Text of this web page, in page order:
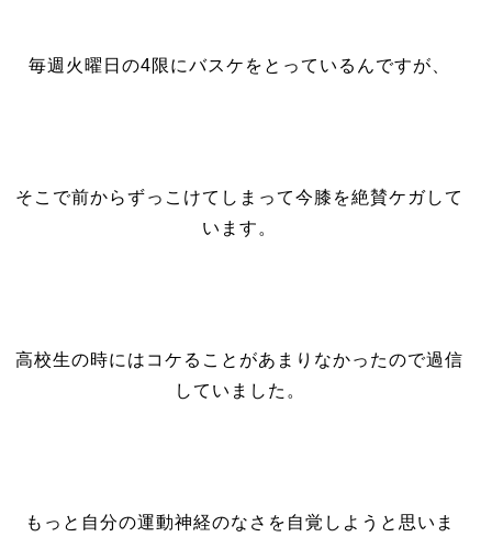
毎週火曜日の4限にバスケをとっているんですが、
そこで前からずっこけてしまって今膝を絶賛ケガして
います。
高校生の時にはコケることがあまりなかったので過信
していました。
もっと自分の運動神経のなさを自覚しようと思いま